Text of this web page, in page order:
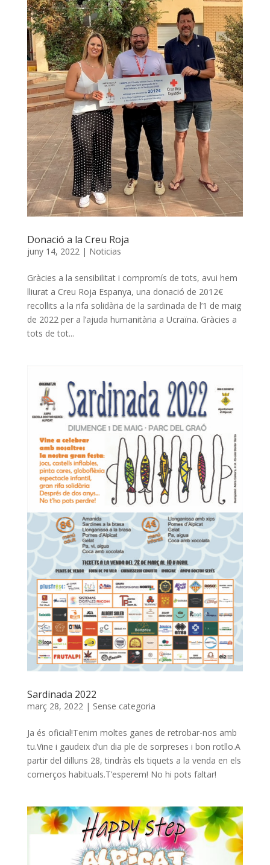
Donació a la Creu Roja
juny 14, 2022| Noticias
Gràcies a la sensibilitat i compromís de tots, avui hem
lliurat a Creu Roja Espanya, una donació de 2012€
recollits a la rifa solidària de la sardinada de l’1 de maig
de 2022 per a l’ajuda humanitària a Ucraïna. Gràcies a
tots de tot...
Sardinada 2022
març 28, 2022| Sense categoria
Ja és oficial!Tenim moltes ganes de retrobar-nos amb
tu.Vine i gaudeix d’un dia ple de sorpreses i bon rotllo.A
partir del dilluns 28, tindràs els tiquets a la venda en els
comerços habituals.T’esperem! No hi pots faltar!